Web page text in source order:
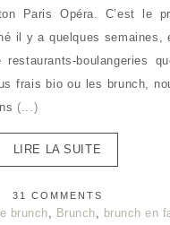
Paris Opéra. C’est le
il y a quelques semaines,
boulangeries
frais bio ou les brunch,
(...)
LIRE LA SUITE
31 COMMENTS
brunch, Brunch, brunch en